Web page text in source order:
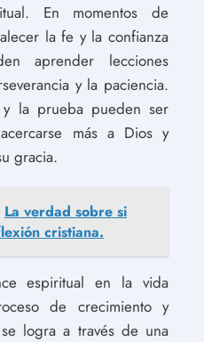
En momentos de
la fe y la confianza
aprender lecciones
y la paciencia.
la prueba pueden ser
más a Dios y
gracia.
La verdad sobre si
cristiana.
espiritual en la vida
de crecimiento y
logra a través de una